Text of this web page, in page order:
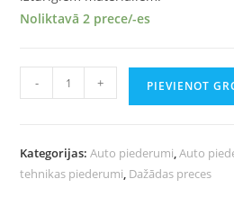
Noliktavā 2 prece/-es
- + PIEVIENOT
Kategorijas:Auto piederumi,Auto
tehnikas piederumi, Dažādas preces